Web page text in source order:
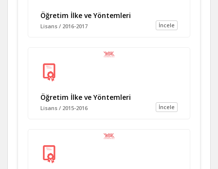
Öğretim İlke ve Yöntemleri
İncele
Lisans / 2016-2017
Öğretim İlke ve Yöntemleri
İncele
Lisans / 2015-2016